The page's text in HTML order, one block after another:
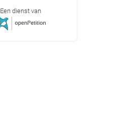
Een dienst van